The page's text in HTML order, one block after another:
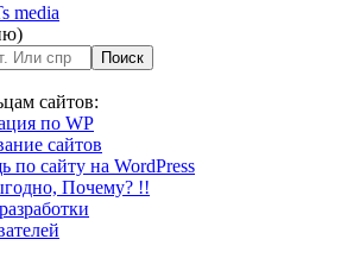
media
сайтов:
по WP
сайтов
по сайту на WordPress
Почему? !!